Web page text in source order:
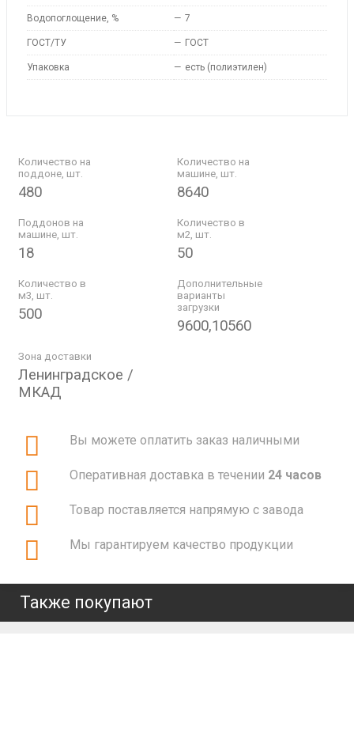
Водопоглощение, % — 7
ГОСТ/ТУ — ГОСТ
Упаковка — есть (полиэтилен)
Количество на
поддоне, шт.
480
Количество на
машине, шт.
8640
Поддонов на
машине, шт.
18
Количество в
м2, шт.
50
Количество в
м3, шт.
500
Дополнительные
варианты
загрузки
9600,10560
Зона доставки
Ленинградское /
МКАД
Вы можете оплатить заказ наличными
Оперативная доставка в течении 24 часов
Товар поставляется напрямую с завода
Мы гарантируем качество продукции
Также покупают